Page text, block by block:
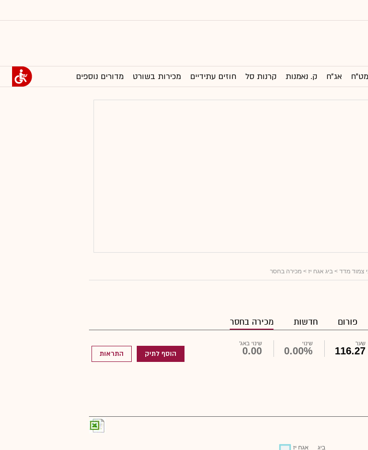
מט"ח אג"ח ק. נאמנות קרנות סל חוזים עתידיים מכירות בשורט מדורים נוספים
צמוד מדד > ביג אגח יז > מכירה בחסר
פורום חדשות מכירה בחסר
שער
116.27
שינוי
0.00%
שינוי באג'
0.00 הוסף לתיק התראות